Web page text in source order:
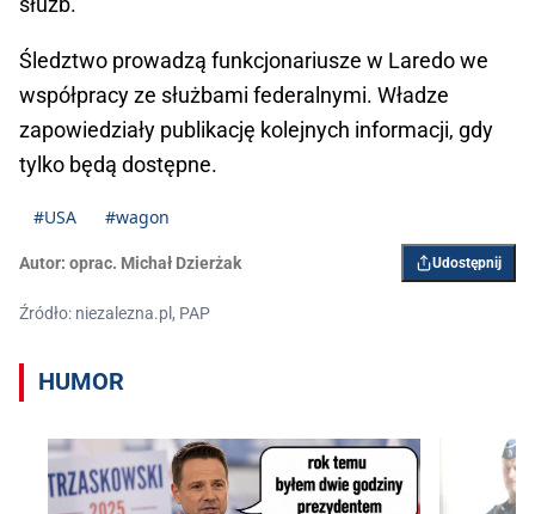
Śledztwo prowadzą funkcjonariusze w Laredo we
współpracy ze służbami federalnymi. Władze
zapowiedziały publikację kolejnych informacji, gdy
tylko będą dostępne.
#USA #wagon
Autor: oprac. Michał Dzierżak Udostępnij
Źródło: niezalezna.pl, PAP
HUMOR